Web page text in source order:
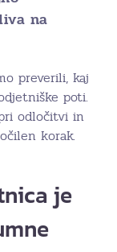
na
preverili, kaj
poti.
odločitvi in
korak.
je